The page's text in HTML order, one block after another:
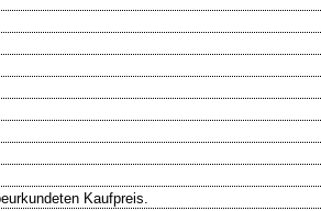
Kaufpreis.